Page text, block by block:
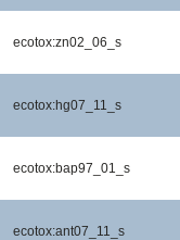
ecotox:zn02_06_s
ecotox:hg07_11_s
ecotox:bap97_01_s
ecotox:ant07_11_s